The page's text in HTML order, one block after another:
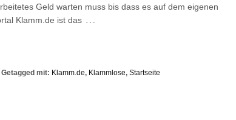
Geld warten muss bis dass es auf dem eigenen
Klamm.de ist das …
Getagged mit: Klamm.de, Klammlose, Startseite